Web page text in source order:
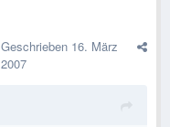
Geschrieben 16. März
2007